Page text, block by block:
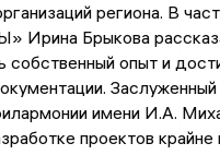
региона. В
Ирина Брыкова
опыт и
имени И.А.
проектов